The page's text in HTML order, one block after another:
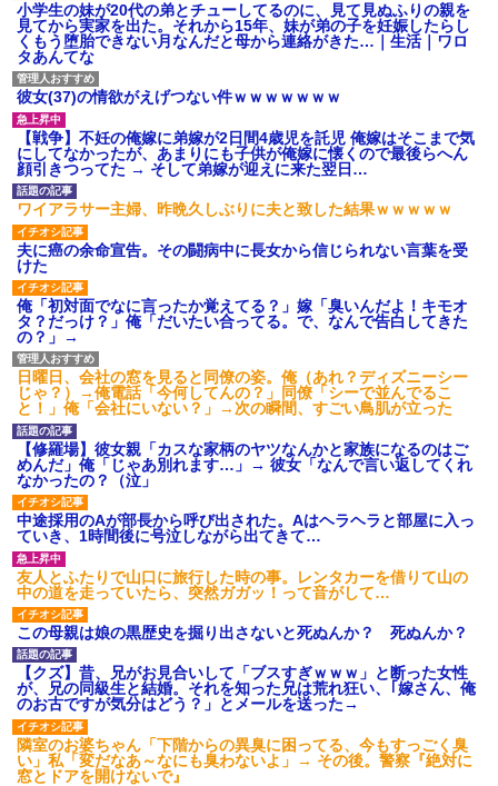
小学生の妹が20代の弟とチューしてるのに、見て見ぬふりの親を
見てから実家を出た。それから15年、妹が弟の子を妊娠したらし
くもう堕胎できない月なんだと母から連絡がきた…｜生活｜ワロ
タあんてな
彼女(37)の情欲がえげつない件ｗｗｗｗｗｗｗ
【戦争】不妊の俺嫁に弟嫁が2日間4歳児を託児 俺嫁はそこまで気
にしてなかったが、あまりにも子供が俺嫁に懐くので最後らへん
顔引きつってた → そして弟嫁が迎えに来た翌日…
ワイアラサー主婦、昨晩久しぶりに夫と致した結果ｗｗｗｗｗ
夫に癌の余命宣告。その闘病中に長女から信じられない言葉を受
けた
俺「初対面でなに言ったか覚えてる？」嫁「臭いんだよ！キモオ
タ？だっけ？」俺「だいたい合ってる。で、なんで告白してきた
の？」→
日曜日、会社の窓を見ると同僚の姿。俺（あれ？ディズニーシー
じゃ？）→俺電話「今何してんの？」同僚「シーで並んでるこ
と！」俺「会社にいない？」→次の瞬間、すごい鳥肌が立った
【修羅場】彼女親「カスな家柄のヤツなんかと家族になるのはご
めんだ」俺「じゃあ別れます…」→ 彼女「なんで言い返してくれ
なかったの？（泣」
中途採用のAが部長から呼び出された。Aはヘラヘラと部屋に入っ
ていき、1時間後に号泣しながら出てきて…
友人とふたりで山口に旅行した時の事。レンタカーを借りて山の
中の道を走っていたら、突然ガガッ！って音がして…
この母親は娘の黒歴史を掘り出さないと死ぬんか？ 死ぬんか？
【クズ】昔、兄がお見合いして「ブスすぎｗｗｗ」と断った女性
が、兄の同級生と結婚。それを知った兄は荒れ狂い、｢嫁さん、俺
のお古ですが気分はどう？」とメールを送った→
隣室のお婆ちゃん「下階からの異臭に困ってる、今もすっごく臭
い」私「変だなあ～なにも臭わないよ」→ その後。警察『絶対に
窓とドアを開けないで』